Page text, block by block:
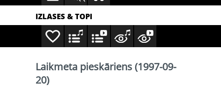
IZLASES & TOPI
Laikmeta pieskāriens (1997-09-
20)